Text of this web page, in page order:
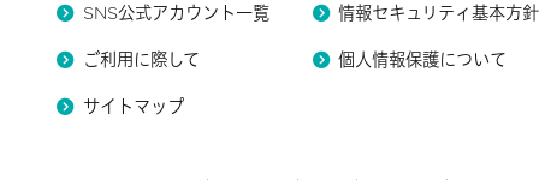
SNS公式アカウント一覧 情報セキュリティ基本方針
ご利用に際して 個人情報保護について
サイトマップ